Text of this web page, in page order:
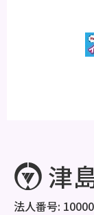
法人番号: